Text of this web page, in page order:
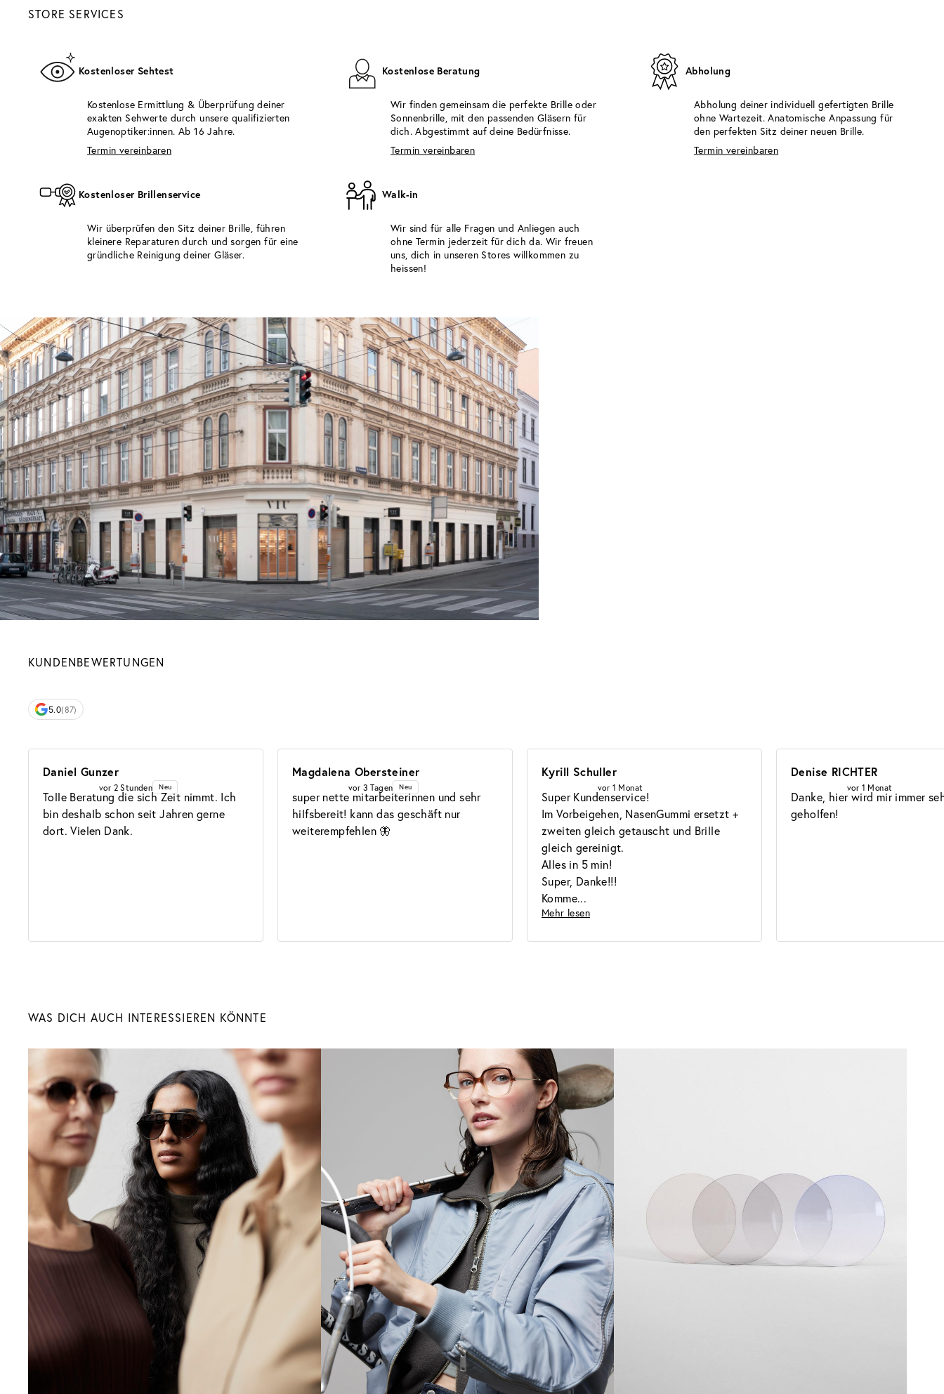
STORE SERVICES
Kostenloser Sehtest
Kostenlose Ermittlung & Überprüfung deiner
exakten Sehwerte durch unsere qualifizierten
Augenoptiker:innen. Ab 16 Jahre.
Termin vereinbaren
Kostenlose Beratung
Wir finden gemeinsam die perfekte Brille oder
Sonnenbrille, mit den passenden Gläsern für
dich. Abgestimmt auf deine Bedürfnisse.
Termin vereinbaren
Abholung
Abholung deiner individuell gefertigten Brille
ohne Wartezeit. Anatomische Anpassung für
den perfekten Sitz deiner neuen Brille.
Termin vereinbaren
Kostenloser Brillenservice
Wir überprüfen den Sitz deiner Brille, führen
kleinere Reparaturen durch und sorgen für eine
gründliche Reinigung deiner Gläser.
Walk-in
Wir sind für alle Fragen und Anliegen auch
ohne Termin jederzeit für dich da. Wir freuen
uns, dich in unseren Stores willkommen zu
heissen!
KUNDENBEWERTUNGEN
5.0(87)
Daniel Gunzer
vor 2 Stunden Neu
Tolle Beratung die sich Zeit nimmt. Ich
bin deshalb schon seit Jahren gerne
dort. Vielen Dank.
Magdalena Obersteiner
vor 3 Tagen Neu
super nette mitarbeiterinnen und sehr
hilfsbereit! kann das geschäft nur
weiterempfehlen 🦋
Kyrill Schuller
vor 1 Monat
Super Kundenservice!
Im Vorbeigehen, NasenGummi ersetzt +
zweiten gleich getauscht und Brille
gleich gereinigt.
Alles in 5 min!
Super, Danke!!!
Komme
Mehr lesen
Denise RICHTER
vor 1 Monat
Danke, hier wird mir immer
geholfen!
WAS DICH AUCH INTERESSIEREN KÖNNTE
Sonnenbrillen